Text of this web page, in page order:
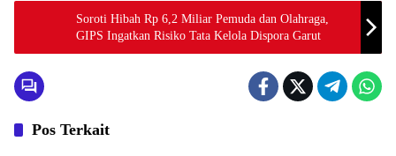
Soroti Hibah Rp 6,2 Miliar Pemuda dan Olahraga,
GIPS Ingatkan Risiko Tata Kelola Dispora Garut
Pos Terkait
Berita